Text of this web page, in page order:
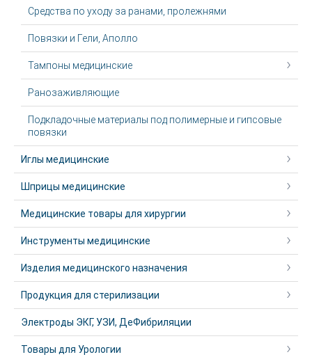
Средства по уходу за ранами, пролежнями
Повязки и Гели, Аполло
Тампоны медицинские
Ранозаживляющие
Подкладочные материалы под полимерные и гипсовые
повязки
Иглы медицинские
Шприцы медицинские
Медицинские товары для хирургии
Инструменты медицинские
Изделия медицинского назначения
Продукция для стерилизации
Электроды ЭКГ, УЗИ, ДеФибриляции
Товары для Урологии